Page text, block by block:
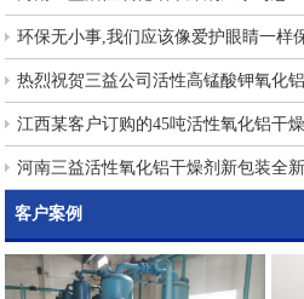
环保无小事,我们应该像爱护眼睛一样
热烈祝贺三益公司活性高锰酸钾氧化
江西某客户订购的45吨活性氧化铝干
河南三益活性氧化铝干燥剂新包装全
客户案例